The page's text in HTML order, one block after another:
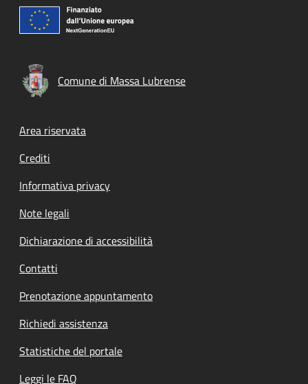
Comune di Massa Lubrense
Footer menu
Area riservata
Crediti
Informativa privacy
Note legali
Dichiarazione di accessibilità
Contatti
Prenotazione appuntamento
Richiedi assistenza
Statistiche del portale
Leggi le FAQ